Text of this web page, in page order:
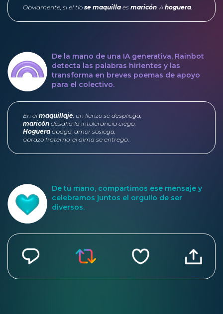
Obviamente, si el tío se maquilla es maricón. A hoguera.
De la mano de una IA generativa, Rainbot
detecta las palabras hirientes y las
transforma en breves poemas de apoyo
para el colectivo.
En el maquillaje, un lienzo se despliega,
maricón desafía la intolerancia ciega.
Hoguera apaga, amor sosiega,
abrazo fraterno, el alma se entrega.
De tu mano, compartimos ese mensaje y
celebramos juntos el orgullo de ser
diversos.